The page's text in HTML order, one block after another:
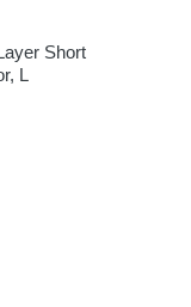
Short
L